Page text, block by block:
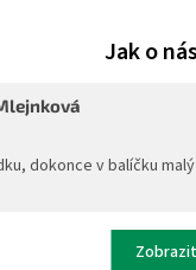
je 5 z 5 hvězdiček.
dokonce v balíčku malý